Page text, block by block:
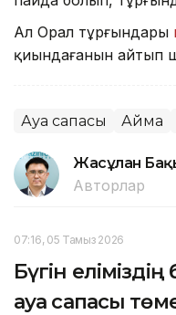
Ал Орал тұрғындары
қиындағанын айтып
Ауа сапасы Аймақ
Жасұлан
Авторлар
07:16, 05 Тамыз 2026
Бүгін
ауа сапасы